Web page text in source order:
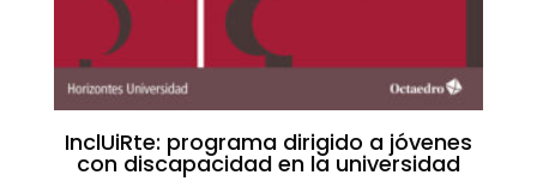
InclUiRte: programa dirigido a jóvenes
con discapacidad en la universidad